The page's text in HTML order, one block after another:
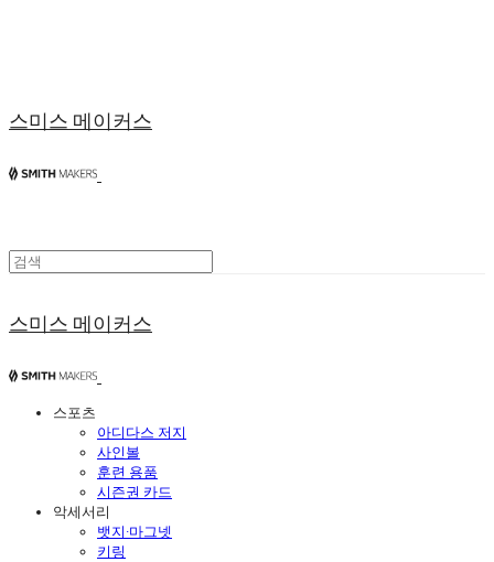
스미스 메이커스
스미스 메이커스
스포츠
아디다스 저지
사인볼
훈련 용품
시즌권 카드
악세서리
뱃지·마그넷
키링